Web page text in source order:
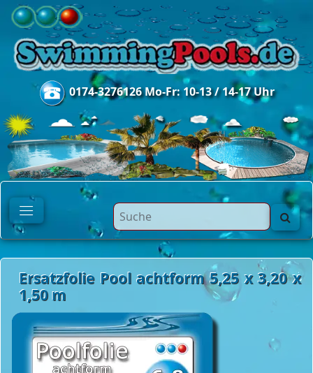
0174-3276126 Mo-Fr: 10-13 / 14-17 Uhr
Ersatzfolie Pool achtform 5,25 x 3,20 x
1,50 m